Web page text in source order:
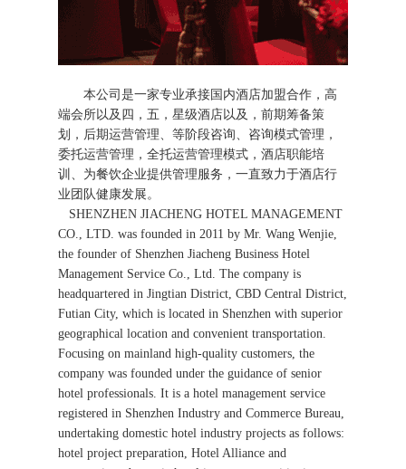
本公司是一家专业承接国内酒店加盟合作，高
端会所以及四，五，星级酒店以及，前期筹备策
划，后期运营管理、等阶段咨询、咨询模式管理，
委托运营管理，全托运营管理模式，酒店职能培
训、为餐饮企业提供管理服务，一直致力于酒店行
业团队健康发展。
SHENZHEN JIACHENG HOTEL MANAGEMENT
CO., LTD. was founded in 2011 by Mr. Wang Wenjie,
the founder of Shenzhen Jiacheng Business Hotel
Management Service Co., Ltd. The company is
headquartered in Jingtian District, CBD Central District,
Futian City, which is located in Shenzhen with superior
geographical location and convenient transportation.
Focusing on mainland high-quality customers, the
company was founded under the guidance of senior
hotel professionals. It is a hotel management service
registered in Shenzhen Industry and Commerce Bureau,
undertaking domestic hotel industry projects as follows:
hotel project preparation, Hotel Alliance and